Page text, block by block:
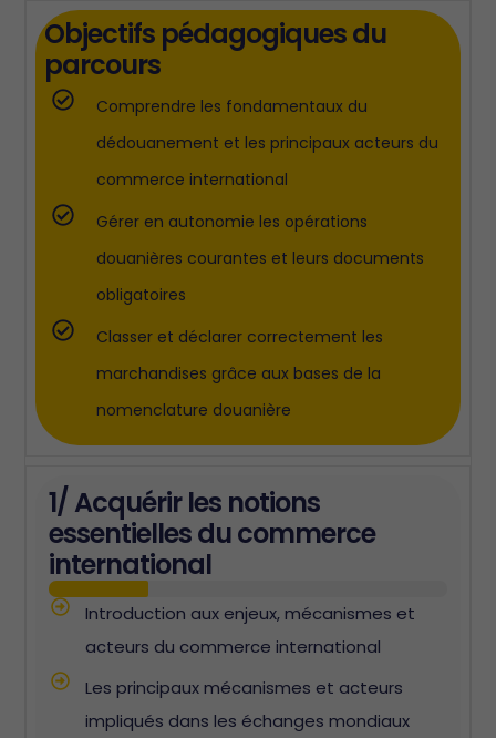
Objectifs pédagogiques du
parcours
Comprendre les fondamentaux du
dédouanement et les principaux acteurs du
commerce international
Gérer en autonomie les opérations
douanières courantes et leurs documents
obligatoires
Classer et déclarer correctement les
marchandises grâce aux bases de la
nomenclature douanière
1/ Acquérir les notions
essentielles du commerce
international
Introduction aux enjeux, mécanismes et
acteurs du commerce international
Les principaux mécanismes et acteurs
impliqués dans les échanges mondiaux